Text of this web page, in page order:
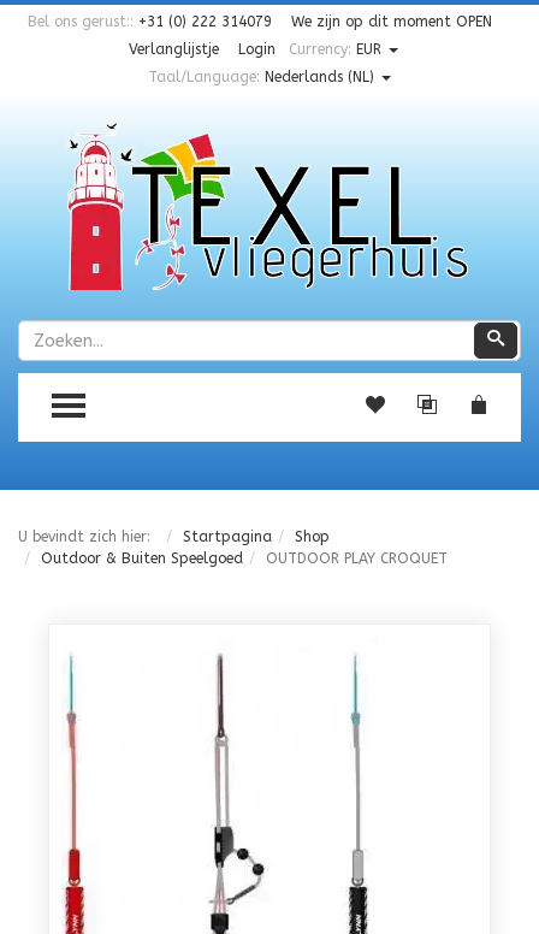
Bel ons gerust:: +31 (0) 222 314079 We zijn op dit moment OPEN
Verlanglijstje
Login Currency: EUR
Taal/Language: Nederlands (NL)
Zoeken
TOGGLE MENU
U bevindt zich hier: Startpagina
Shop
Outdoor & Buiten Speelgoed
OUTDOOR PLAY CROQUET